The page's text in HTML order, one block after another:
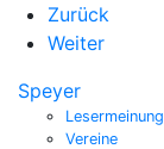
Zurück
Weiter
Speyer
Lesermeinung
Vereine